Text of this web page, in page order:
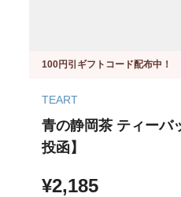
100円引ギフトコード配布中！
TEART
青の静岡茶 ティーバ
投函】
¥2,185